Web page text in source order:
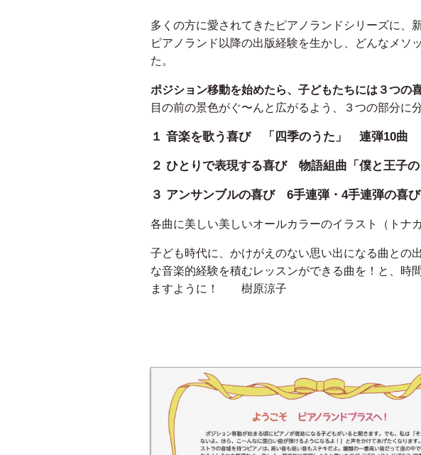
多くの方に愛されてきたピアノランドシリーズに、
ピアノランド以降の出版経験を生かし、どんなメソ
た。
ポジション移動を始めたら、子どもたちには３つの
目の前の景色がぐ〜んと広がるよう、３つの部分に
１ 音楽を歌う喜び 「四季のうた」 連弾10曲
２ ひとりで表現する喜び 物語組曲「僕と王子
３ アンサンブルの喜び 6手連弾・4手連弾の
各曲に美しい美しいオールカラーのイラスト（トナ
子ども時代に、かけがえのない思い出になる曲との
な音楽的経験を積むレッスンができる曲を！と、時
ますように！ 樹原涼子